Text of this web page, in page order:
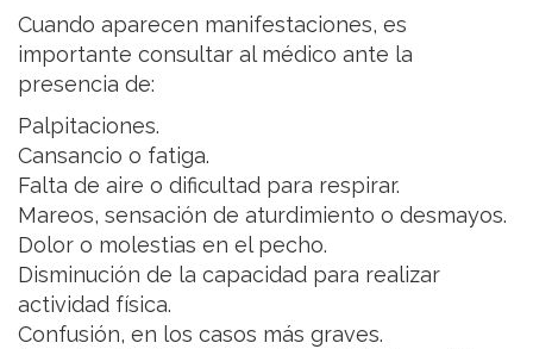
Cuando aparecen manifestaciones, es
importante consultar al médico ante la
presencia de:
Palpitaciones.
Cansancio o fatiga.
Falta de aire o dificultad para respirar.
Mareos, sensación de aturdimiento o desmayos.
Dolor o molestias en el pecho.
Disminución de la capacidad para realizar
actividad física.
Confusión, en los casos más graves.